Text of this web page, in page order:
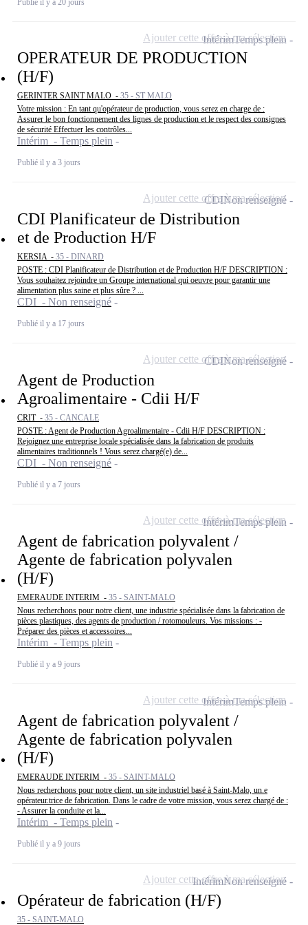
OPERATEUR DE PRODUCTION
(H/F)
GERINTER SAINT MALO - 35 - ST MALO
Votre mission : En tant qu'opérateur de production, vous serez en charge de :
Assurer le bon fonctionnement des lignes de production et le respect des consignes
de sécurité Effectuer les contrôles...
Intérim - Temps plein
Publié il y a 3 jours
IntérimTemps plein
Ajouter cette offre à ma sélection
CDI Planificateur de Distribution
et de Production H/F
KERSIA - 35 - DINARD
POSTE : CDI Planificateur de Distribution et de Production H/F DESCRIPTION :
Vous souhaitez rejoindre un Groupe international qui oeuvre pour garantir une
alimentation plus saine et plus sûre ? ...
CDI - Non renseigné
Publié il y a 17 jours
CDINon renseigné
Ajouter cette offre à ma sélection
Agent de Production
Agroalimentaire - Cdii H/F
CRIT - 35 - CANCALE
POSTE : Agent de Production Agroalimentaire - Cdii H/F DESCRIPTION :
Rejoignez une entreprise locale spécialisée dans la fabrication de produits
alimentaires traditionnels ! Vous serez chargé(e) de...
CDI - Non renseigné
Publié il y a 7 jours
CDINon renseigné
Ajouter cette offre à ma sélection
Agent de fabrication polyvalent /
Agente de fabrication polyvalen
(H/F)
EMERAUDE INTERIM - 35 - SAINT-MALO
Nous recherchons pour notre client, une industrie spécialisée dans la fabrication de
pièces plastiques, des agents de production / rotomouleurs. Vos missions : -
Préparer des pièces et accessoires...
Intérim - Temps plein
Publié il y a 9 jours
IntérimTemps plein
Ajouter cette offre à ma sélection
Agent de fabrication polyvalent /
Agente de fabrication polyvalen
(H/F)
EMERAUDE INTERIM - 35 - SAINT-MALO
Nous recherchons pour notre client, un site industriel basé à Saint-Malo, un.e
opérateur.trice de fabrication. Dans le cadre de votre mission, vous serez chargé de :
- Assurer la conduite et la...
Intérim - Temps plein
Publié il y a 9 jours
IntérimTemps plein
Ajouter cette offre à ma sélection
Opérateur de fabrication (H/F)
35 - SAINT-MALO
IntérimNon renseigné
Ajouter cette offre à ma sélection